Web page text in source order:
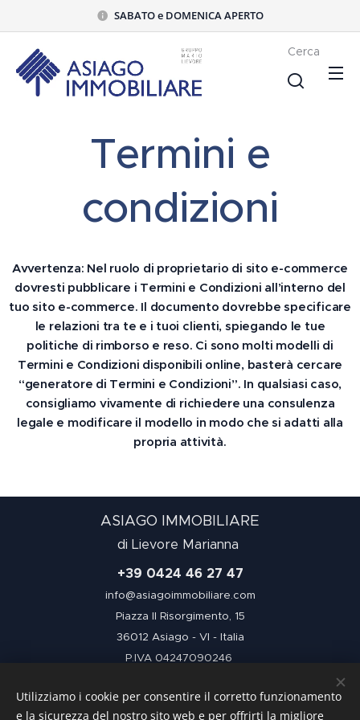
SABATO e DOMENICA APERTO
Cerca
Termini e
condizioni
Avvertenza: Nel ruolo di proprietario di sito e-commerce
dovresti pubblicare i Termini e Condizioni all’interno del
tuo sito e-commerce. Il documento dovrebbe specificare
le relazioni tra te e i tuoi clienti, spiegando le tue
politiche di rimborso e reso. Ci sono molti modelli di
Termini e Condizioni disponibili online, basterà cercare
“generatore di Termini e Condizioni”. In qualsiasi caso,
consigliamo vivamente di richiedere una consulenza
legale e modificare il modello in modo che si adatti alla
propria attività.
ASIAGO IMMOBILIARE
di Lievore Marianna
+39 0424 46 27 47
info@asiagoimmobiliare.com
Piazza II Risorgimento, 15
36012 Asiago - VI - Italia
P.IVA 04247090246
Condizioni d'uso
Utilizziamo i cookie per consentire il corretto funzionamento
e la sicurezza del nostro sito web e per offrirti la migliore